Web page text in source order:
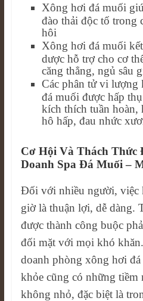
Xông hơi đá muối
đào thải độc tố trong
hôi
Xông hơi đá muối
dược hỗ trợ cho cơ
căng thẳng, ngủ sâu
Các phân tử vi lượng
đá muối được hấp
kích thích tuần hoàn,
hô hấp, đau nhức
Cơ Hội Và Thách
Doanh Spa Đá Muối –
Đối với nhiều người, việc
giờ là thuận lợi, dễ dàng.
được thành công buộc
đối mặt với mọi khó
doanh phòng xông hơi đá
khỏe cũng có những tiềm
không nhỏ, đặc biệt là